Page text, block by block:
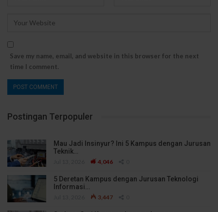
Save my name, email, and website in this browser for the next
time I comment.
Postingan Terpopuler
Mau Jadi Insinyur? Ini 5 Kampus dengan Jurusan
Teknik…
4,046
5 Deretan Kampus dengan Jurusan Teknologi
Informasi…
3,447